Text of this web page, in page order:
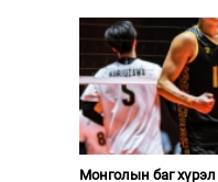
Монголын баг